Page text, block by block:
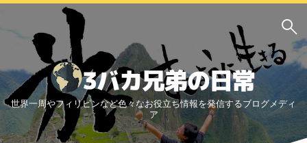
サイト内検索
3バカ兄弟のブログ
三男：増田っちのブロ
次男：タクジのブログ
世界一周やフィリピンなど色々なお役立ち情報を発信するブログメディ
ア